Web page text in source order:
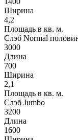
Ширина
4,2
Площадь в кв. м.
Слэб Normal
3000
Длина
700
Ширина
2,1
Площадь в кв. м.
Слэб Jumbo
3200
Длина
1600